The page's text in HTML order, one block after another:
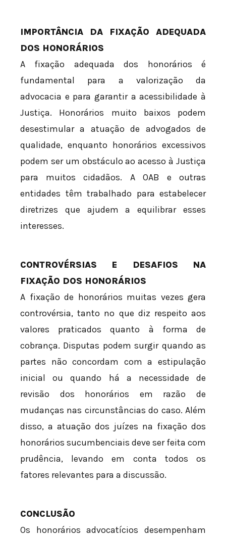
IMPORTÂNCIA DA FIXAÇÃO ADEQUADA
DOS HONORÁRIOS
A fixação adequada dos honorários é
fundamental para a valorização da
advocacia e para garantir a acessibilidade à
Justiça. Honorários muito baixos podem
desestimular a atuação de advogados de
qualidade, enquanto honorários excessivos
podem ser um obstáculo ao acesso à Justiça
para muitos cidadãos. A OAB e outras
entidades têm trabalhado para estabelecer
diretrizes que ajudem a equilibrar esses
interesses.
CONTROVÉRSIAS E DESAFIOS NA
FIXAÇÃO DOS HONORÁRIOS
A fixação de honorários muitas vezes gera
controvérsia, tanto no que diz respeito aos
valores praticados quanto à forma de
cobrança. Disputas podem surgir quando as
partes não concordam com a estipulação
inicial ou quando há a necessidade de
revisão dos honorários em razão de
mudanças nas circunstâncias do caso. Além
disso, a atuação dos juízes na fixação dos
honorários sucumbenciais deve ser feita com
prudência, levando em conta todos os
fatores relevantes para a discussão.
CONCLUSÃO
Os honorários advocatícios desempenham